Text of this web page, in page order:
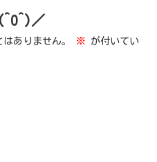
／
ありません。 ※ が付いてい